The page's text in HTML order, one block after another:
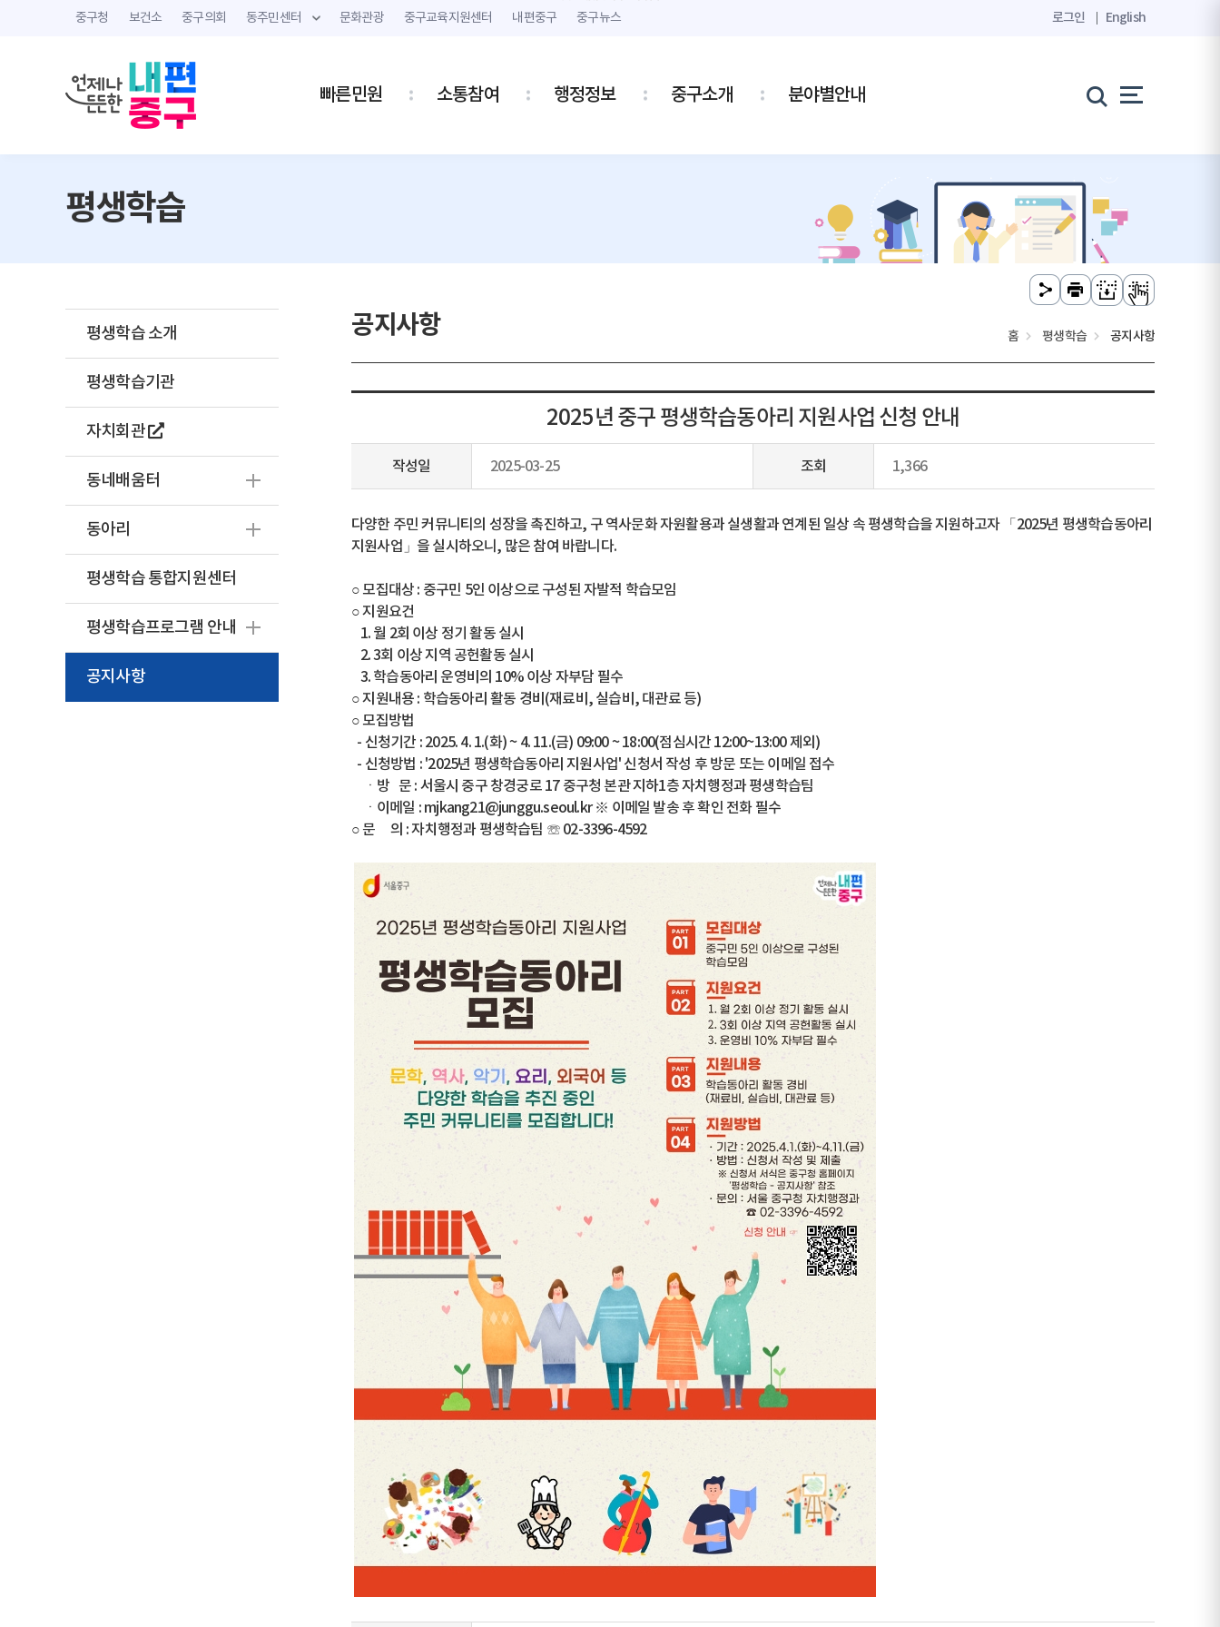
중구청 보건소 중구의회 동주민센터 문화관광 중구교육지원센터 내편중구 중구뉴스 로그인 English
빠른민원 소통참여 행정정보 중구소개 분야별안내
평생학습
평생학습 소개
평생학습기관
자치회관
동네배움터
동아리
평생학습 통합지원센터
평생학습프로그램 안내
공지사항
공지사항 홈 평생학습 공지사항
2025년 중구 평생학습동아리 지원사업 신청 안내
작성일 2025-03-25 조회 1,366
다양한 주민 커뮤니티의 성장을 촉진하고, 구 역사문화 자원활용과 실생활과 연계된 일상 속 평생학습을 지원하고자 「2025년 평생학습동아리
지원사업」을 실시하오니, 많은 참여 바랍니다.
○ 모집대상 : 중구민 5인 이상으로 구성된 자발적 학습모임
○ 지원요건
1. 월 2회 이상 정기 활동 실시
2. 3회 이상 지역 공헌활동 실시
3. 학습동아리 운영비의 10% 이상 자부담 필수
○ 지원내용 : 학습동아리 활동 경비(재료비, 실습비, 대관료 등)
○ 모집방법
- 신청기간 : 2025. 4. 1.(화) ~ 4. 11.(금) 09:00 ~ 18:00(점심시간 12:00~13:00 제외)
- 신청방법 : '2025년 평생학습동아리 지원사업' 신청서 작성 후 방문 또는 이메일 접수
ㆍ방 문 : 서울시 중구 창경궁로 17 중구청 본관 지하1층 자치행정과 평생학습팀
ㆍ이메일 : mjkang21@junggu.seoul.kr ※ 이메일 발송 후 확인 전화 필수
○ 문 의 : 자치행정과 평생학습팀 ☏ 02-3396-4592